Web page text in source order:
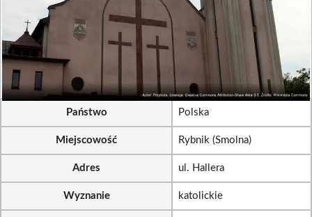
Państwo Polska
Miejscowość Rybnik (Smolna)
Adres ul. Hallera
Wyznanie katolickie